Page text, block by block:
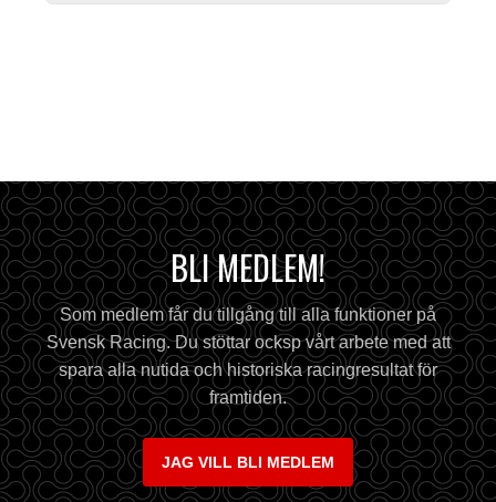
BLI MEDLEM!
Som medlem får du tillgång till alla funktioner på
Svensk Racing. Du stöttar ocksp vårt arbete med att
spara alla nutida och historiska racingresultat för
framtiden.
JAG VILL BLI MEDLEM